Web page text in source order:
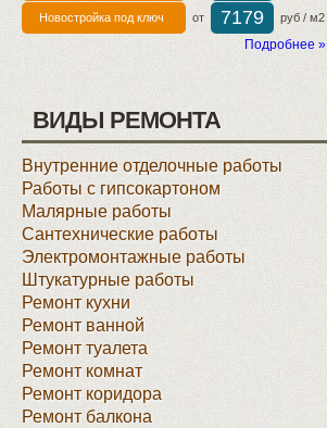
Новостройка под ключ от 7179 руб / м2
Подробнее »
ВИДЫ РЕМОНТА
Внутренние отделочные работы
Работы с гипсокартоном
Малярные работы
Сантехнические работы
Электромонтажные работы
Штукатурные работы
Ремонт кухни
Ремонт ванной
Ремонт туалета
Ремонт комнат
Ремонт коридора
Ремонт балкона